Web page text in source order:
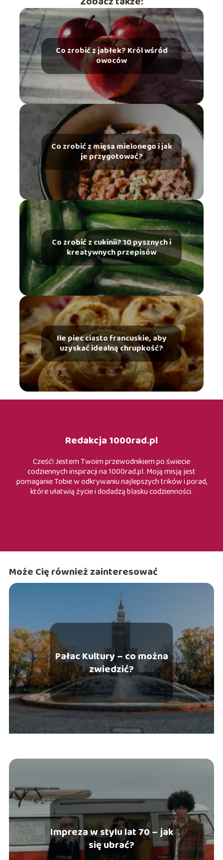
Co zrobić z jabłek? Król wśród
owoców
Co zrobić z mięsa mielonego i jak
je przygotować?
Co zrobić z cukinii? 10 pysznych i
kreatywnych przepisów
Ile piec ciasto francuskie, aby
uzyskać idealną chrupkość?
Redakcja 1000rad.pl
Cześć! Jestem Twoim przewodnikiem po świecie
codziennych inspiracji na 1000rad.pl. Moją misją jest
pomaganie Tobie w odkrywaniu najlepszych trików i porad,
które ułatwią życie i dodadzą blasku codzienności.
Może Cię również zainteresować
Pałac Kultury – co można
zwiedzić?
Impreza w stylu lat 70 – jak
się ubrać?